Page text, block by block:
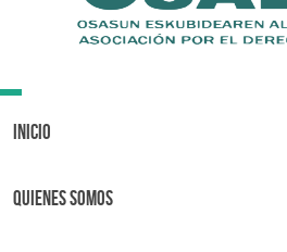
Toggle
Inicio
Quienes Somos